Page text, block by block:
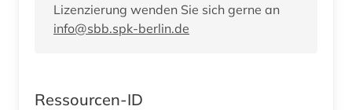
Lizenzierung wenden Sie sich gerne an
info@sbb.spk-berlin.de
Ressourcen-ID